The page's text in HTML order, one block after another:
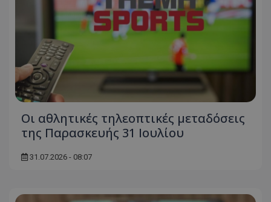
Οι αθλητικές τηλεοπτικές μεταδόσεις
της Παρασκευής 31 Ιουλίου
31.07.2026 - 08:07